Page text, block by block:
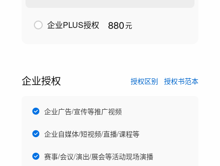
企业PLUS授权 880元
企业授权 授权区别 授权书范本
企业广告/宣传等推广视频
企业自媒体/短视频/直播/课程等
赛事/会议/演出/展会等活动现场演播